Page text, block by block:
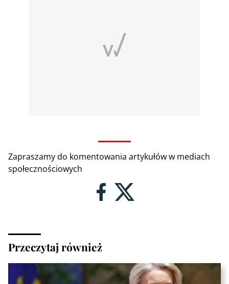
Zapraszamy do komentowania artykułów w mediach
społecznościowych
Przeczytaj również